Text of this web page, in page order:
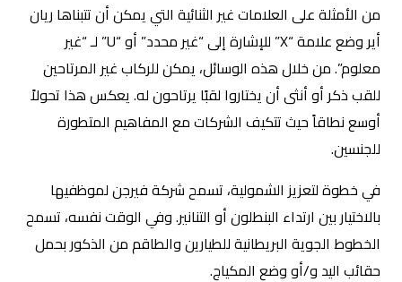
من الأمثلة على العلامات غير الثنائية التي يمكن أن تتبناها ريان
أير وضع علامة “X” للإشارة إلى “غير محدد” أو “U” لـ “غير
معلوم”. من خلال هذه الوسائل، يمكن للركاب غير المرتاحين
للقب ذكر أو أنثى أن يختاروا لقبًا يرتاحون له. يعكس هذا تحولاً
أوسع نطاقاً حيث تتكيف الشركات مع المفاهيم المتطورة
للجنسين.
في خطوة لتعزيز الشمولية، تسمح شركة فيرجن لموظفيها
بالاختيار بين ارتداء البنطلون أو التنانير. وفي الوقت نفسه، تسمح
الخطوط الجوية البريطانية للطيارين والطاقم من الذكور بحمل
حقائب اليد و/أو وضع المكياج.